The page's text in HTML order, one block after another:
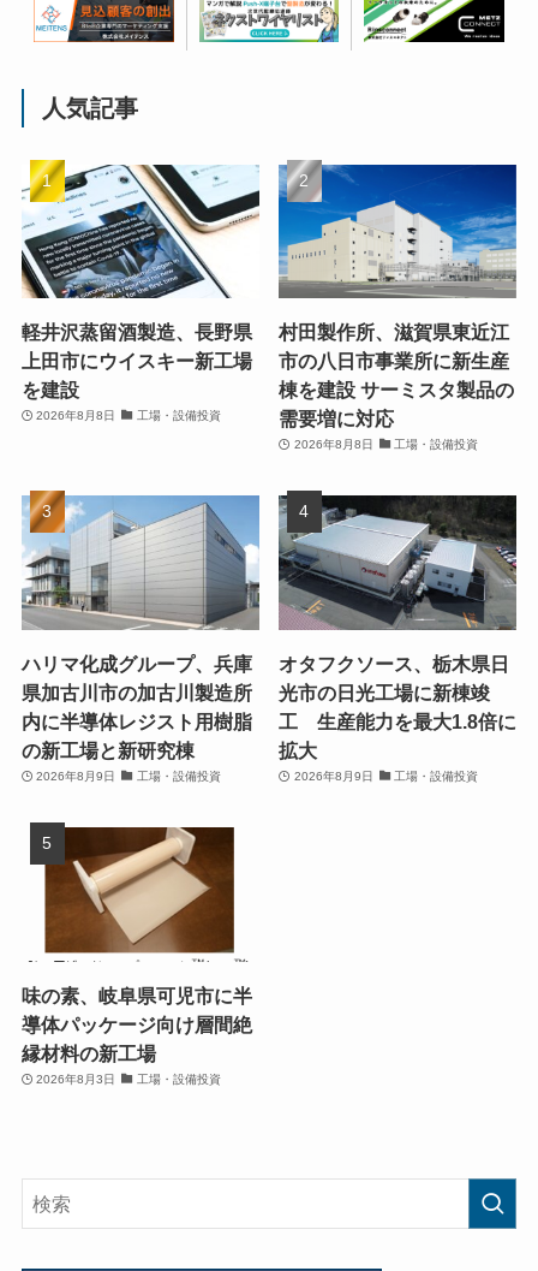
人気記事
軽井沢蒸留酒製造、長野県
上田市にウイスキー新工場
を建設
2026年8月8日 工場・設備投資
村田製作所、滋賀県東近江
市の八日市事業所に新生産
棟を建設 サーミスタ製品の
需要増に対応
2026年8月8日 工場・設備投資
ハリマ化成グループ、兵庫
県加古川市の加古川製造所
内に半導体レジスト用樹脂
の新工場と新研究棟
2026年8月9日 工場・設備投資
オタフクソース、栃木県日
光市の日光工場に新棟竣
工 生産能力を最大1.8倍に
拡大
2026年8月9日 工場・設備投資
味の素、岐阜県可児市に半
導体パッケージ向け層間絶
縁材料の新工場
2026年8月3日 工場・設備投資